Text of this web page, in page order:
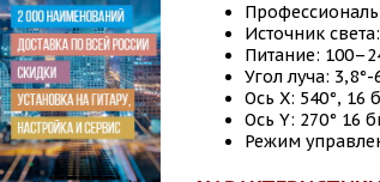
Источник
Питание:
Угол луча: 3,8°-
Ось X: 540°, 16
Ось Y: 270° 16
Режим